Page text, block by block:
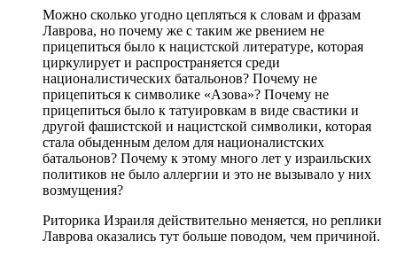
Можно сколько угодно цепляться к словам и фразам
Лаврова, но почему же с таким же рвением не
прицепиться было к нацистской литературе, которая
циркулирует и распространяется среди
националистических батальонов? Почему не
прицепиться к символике «Азова»? Почему не
прицепиться было к татуировкам в виде свастики и
другой фашистской и нацистской символики, которая
стала обыденным делом для националистских
батальонов? Почему к этому много лет у израильских
политиков не было аллергии и это не вызывало у них
возмущения?
Риторика Израиля действительно меняется, но реплики
Лаврова оказались тут больше поводом, чем причиной.